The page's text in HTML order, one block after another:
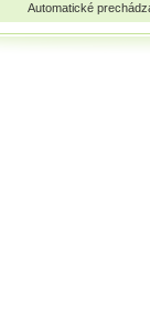
Automatické